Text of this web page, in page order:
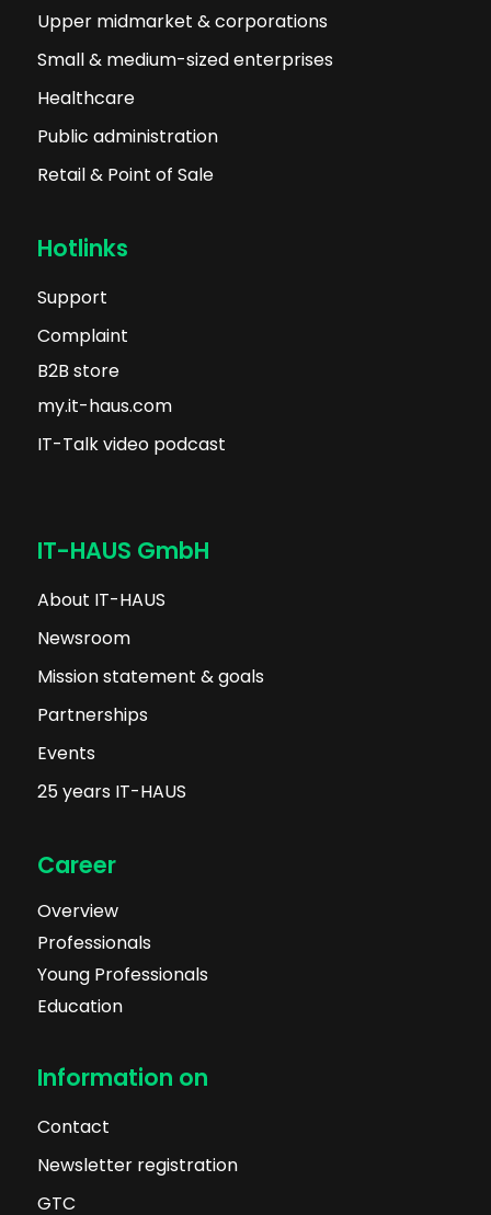
Upper midmarket & corporations
Small & medium-sized enterprises
Healthcare
Public administration
Retail & Point of Sale
Hotlinks
Support
Complaint
B2B store
my.it-haus.com
IT-Talk video podcast
IT-HAUS GmbH
About IT-HAUS
Newsroom
Mission statement & goals
Partnerships
Events
25 years IT-HAUS
Career
Overview
Professionals
Young Professionals
Education
Information on
Contact
Newsletter registration
GTC